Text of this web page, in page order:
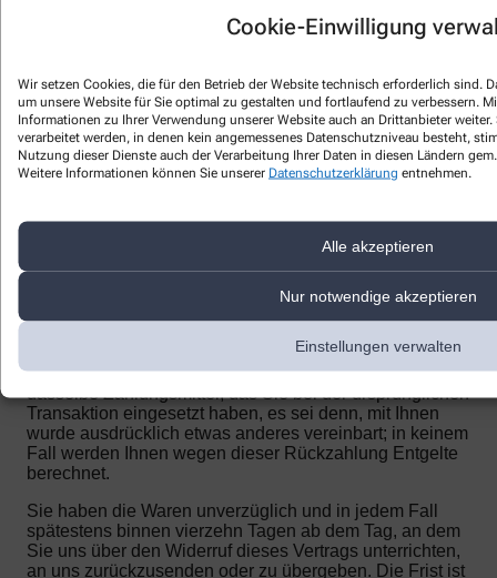
Cookie-Einwilligung
Wir setzen Cookies, die für den Betrieb der Website technisch erforderlich sind.
um unsere Website für Sie optimal zu gestalten und fortlaufend zu verbessern.
Informationen zu Ihrer Verwendung unserer Website auch an Drittanbieter
verarbeitet werden, in denen kein angemessenes Datenschutzniveau besteht,
Nutzung dieser Dienste auch der Verarbeitung Ihrer Daten in diesen Ländern
Weitere Informationen können Sie unserer Datenschutzerklärung entnehmen.
Alle akzeptieren
Nur notwendige akzeptieren
Einstellungen verwalten
Informationen zum Inhalt der Widerrufserklärung sowie
dem Datum und der Uhrzeit ihres Eingangs.
Zur Wahrung der Widerrufsfrist reicht es aus, dass Sie
die Mitteilung über die Ausübung des Widerrufsrechts
vor Ablauf der Widerrufsfrist absenden.
Folgen des Widerrufs
zusätzlichen Kosten, die sich daraus ergeben, dass Sie
eine andere Art der Lieferung, als die von uns
angebotene, günstigste Standardlieferung gewählt
Mitteilung über Ihren Widerruf dieses Vertrags bei uns
eingegangen ist. Für diese Rückzahlung verwenden wir
dasselbe Zahlungsmittel, das Sie bei der ursprünglichen
Transaktion eingesetzt haben, es sei denn, mit Ihnen
wurde ausdrücklich etwas anderes vereinbart; in keinem
Fall werden Ihnen wegen dieser Rückzahlung Entgelte
berechnet.
Sie haben die Waren unverzüglich und in jedem Fall
spätestens binnen vierzehn Tagen ab dem Tag, an dem
Sie uns über den Widerruf dieses Vertrags unterrichten,
an uns zurückzusenden oder zu übergeben. Die Frist ist